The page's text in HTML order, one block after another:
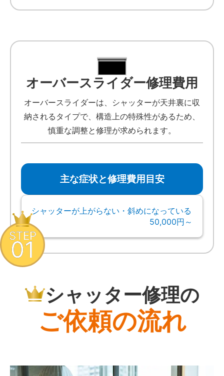
オーバースライダー修理費用
オーバースライダーは、シャッターが天井裏に収
納されるタイプで、構造上の特殊性があるため、
慎重な調整と修理が求められます。
主な症状と修理費用目安
シャッターが上がらない・斜めになっている
50,000円～
シャッター修理の
ご依頼の流れ
STEP
01